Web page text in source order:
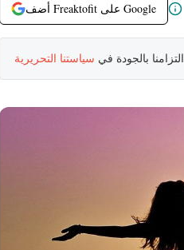
أضف Freaktofit على Google
بالجودة في سياستنا التحريرية